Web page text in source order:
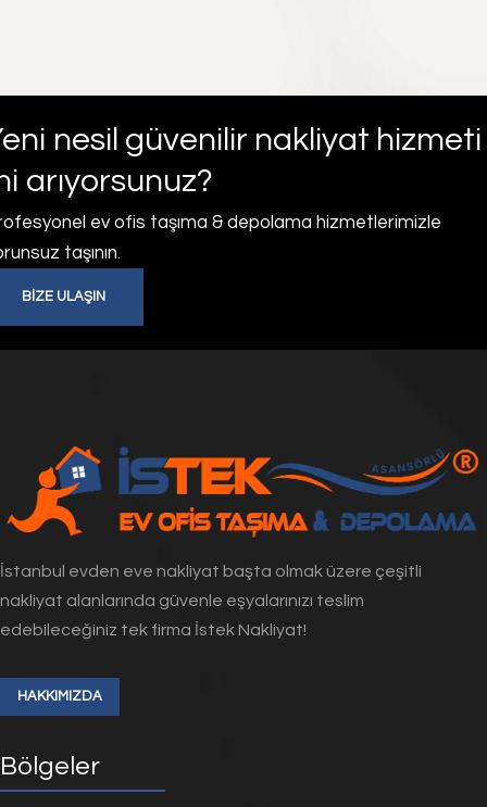
nesil güvenilir nakliyat hizmeti
arıyorsunuz?
ev ofis taşıma & depolama hizmetlerimizle
taşının.
BIZE ULAŞIN
İstanbul evden eve nakliyat başta olmak üzere çeşitli
nakliyat alanlarında güvenle eşyalarınızı teslim
edebileceğiniz tek firma İstek Nakliyat!
HAKKIMIZDA
Bölgeler